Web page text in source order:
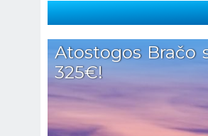
Atostogos Bračo
325€!